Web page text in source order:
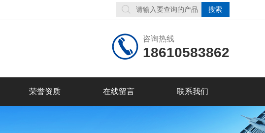
咨询热线
18610583862
荣誉资质 在线留言 联系我们